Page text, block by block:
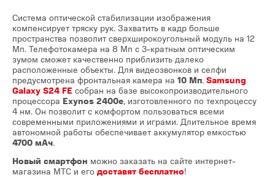
Система оптической стабилизации изображения
компенсирует тряску рук. Захватить в кадр больше
пространства позволит сверхширокоугольный модуль на 12
Мп. Телефотокамера на 8 Мп с 3-кратным оптическим
зумом сможет качественно приблизить далеко
расположенные объекты. Для видеозвонков и селфи
предусмотрена фронтальная камера на 10 Мп. Samsung
Galaxy S24 FE собран на базе высокопроизводительного
процессора Exynos 2400e, изготовленного по техпроцессу
4 нм. Он позволит с комфортом пользоваться всеми
современными приложениями и играми. Длительное время
автономной работы обеспечивает аккумулятор емкостью
4700 мАч.
Новый смартфон можно заказать на сайте интернет-
магазина МТС и его доставят бесплатно!